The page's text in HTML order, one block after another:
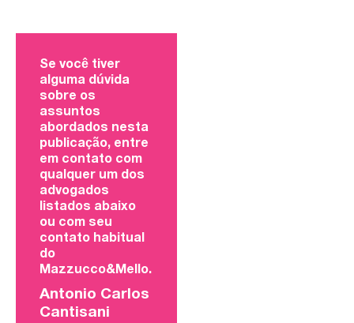
Se você tiver
alguma dúvida
sobre os
assuntos
abordados nesta
publicação, entre
em contato com
qualquer um dos
advogados
listados abaixo
ou com seu
contato habitual
do
Mazzucco&Mello.
Antonio Carlos
Cantisani